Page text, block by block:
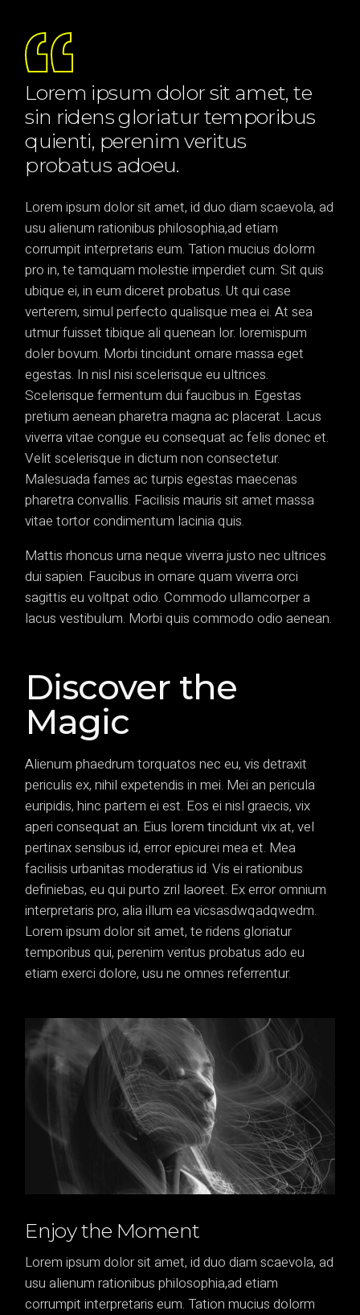
Lorem ipsum dolor sit amet, te
sin ridens gloriatur temporibus
quienti, perenim veritus
probatus adoeu.
Lorem ipsum dolor sit amet, id duo diam scaevola, ad
usu alienum rationibus philosophia,ad etiam
corrumpit interpretaris eum. Tation mucius dolorm
pro in, te tamquam molestie imperdiet cum. Sit quis
ubique ei, in eum diceret probatus. Ut qui case
verterem, simul perfecto qualisque mea ei. At sea
utmur fuisset tibique ali quenean lor. loremispum
doler bovum. Morbi tincidunt ornare massa eget
egestas. In nisl nisi scelerisque eu ultrices.
Scelerisque fermentum dui faucibus in. Egestas
pretium aenean pharetra magna ac placerat. Lacus
viverra vitae congue eu consequat ac felis donec et.
Velit scelerisque in dictum non consectetur.
Malesuada fames ac turpis egestas maecenas
pharetra convallis. Facilisis mauris sit amet massa
vitae tortor condimentum lacinia quis.
Mattis rhoncus urna neque viverra justo nec ultrices
dui sapien. Faucibus in ornare quam viverra orci
sagittis eu voltpat odio. Commodo ullamcorper a
lacus vestibulum. Morbi quis commodo odio aenean.
Discover the
Magic
Alienum phaedrum torquatos nec eu, vis detraxit
periculis ex, nihil expetendis in mei. Mei an pericula
euripidis, hinc partem ei est. Eos ei nisl graecis, vix
aperi consequat an. Eius lorem tincidunt vix at, vel
pertinax sensibus id, error epicurei mea et. Mea
facilisis urbanitas moderatius id. Vis ei rationibus
definiebas, eu qui purto zril laoreet. Ex error omnium
interpretaris pro, alia illum ea vicsasdwqadqwedm.
Lorem ipsum dolor sit amet, te ridens gloriatur
temporibus qui, perenim veritus probatus ado eu
etiam exerci dolore, usu ne omnes referrentur.
Enjoy the Moment
Lorem ipsum dolor sit amet, id duo diam scaevola, ad
usu alienum rationibus philosophia,ad etiam
corrumpit interpretaris eum. Tation mucius dolorm